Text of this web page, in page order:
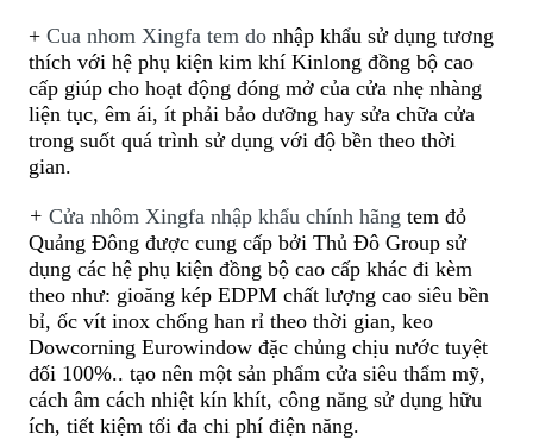
+Cua nhom Xingfa tem do nhập khẩu sử dụng tương
thích với hệ phụ kiện kim khí Kinlong đồng bộ cao
cấp giúp cho hoạt động đóng mở của cửa nhẹ nhàng
liện tục, êm ái, ít phải bảo dưỡng hay sửa chữa cửa
trong suốt quá trình sử dụng với độ bền theo thời
gian.
+Cửa nhôm Xingfa nhập khẩu chính hãng tem đỏ
Quảng Đông được cung cấp bởi Thủ Đô Group sử
dụng các hệ phụ kiện đồng bộ cao cấp khác đi kèm
theo như: gioăng kép EDPM chất lượng cao siêu bền
bỉ, ốc vít inox chống han rỉ theo thời gian, keo
Dowcorning Eurowindow đặc chủng chịu nước tuyệt
đối 100%.. tạo nên một sản phẩm cửa siêu thẩm mỹ,
cách âm cách nhiệt kín khít, công năng sử dụng hữu
ích, tiết kiệm tối đa chi phí điện năng.